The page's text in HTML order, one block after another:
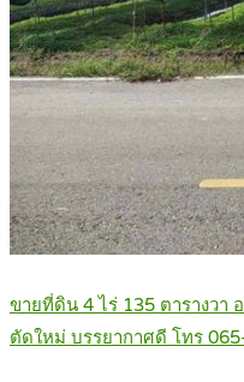
ขายที่ดิน 4 ไร่ 135 ตารางวา
ตัดใหม่ บรรยากาศดี โทร